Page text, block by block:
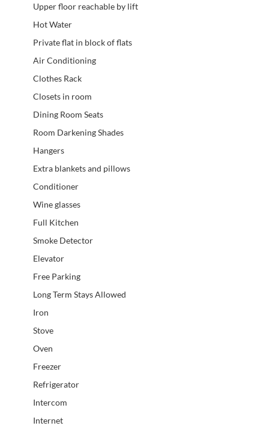
Upper floor reachable by lift
Hot Water
Private flat in block of flats
Air Conditioning
Clothes Rack
Closets in room
Dining Room Seats
Room Darkening Shades
Hangers
Extra blankets and pillows
Conditioner
Wine glasses
Full Kitchen
Smoke Detector
Elevator
Free Parking
Long Term Stays Allowed
Iron
Stove
Oven
Freezer
Refrigerator
Intercom
Internet